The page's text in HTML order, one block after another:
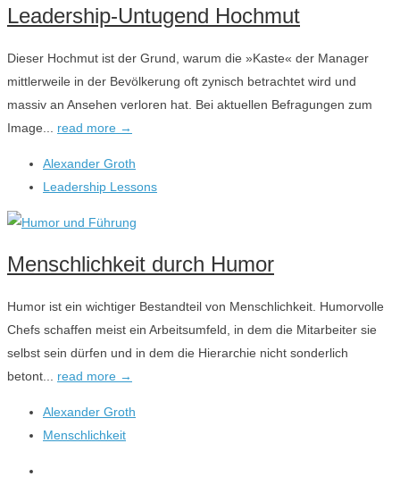
Leadership-Untugend Hochmut
Dieser Hochmut ist der Grund, warum die »Kaste« der Manager
mittlerweile in der Bevölkerung oft zynisch betrachtet wird und
massiv an Ansehen verloren hat. Bei aktuellen Befragungen zum
Image... read more →
Alexander Groth
Leadership Lessons
Menschlichkeit durch Humor
Humor ist ein wichtiger Bestandteil von Menschlichkeit. Humorvolle
Chefs schaffen meist ein Arbeitsumfeld, in dem die Mitarbeiter sie
selbst sein dürfen und in dem die Hierarchie nicht sonderlich
betont... read more →
Alexander Groth
Menschlichkeit